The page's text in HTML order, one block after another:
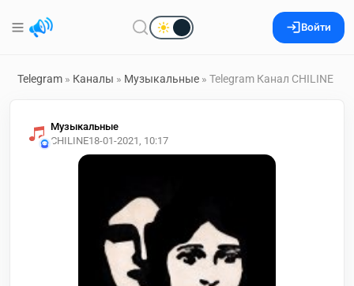
Войти
Telegram » Каналы » Музыкальные » Telegram Канал CHILINE
Музыкальные
CHILINE18-01-2021, 10:17